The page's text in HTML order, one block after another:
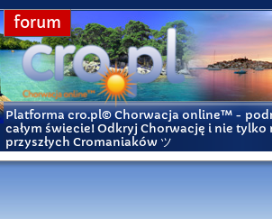
forum
Platforma cro.pl© Chorwacja online™ -
całym świecie! Odkryj Chorwację i nie
przyszłych Cromaniaków ツ